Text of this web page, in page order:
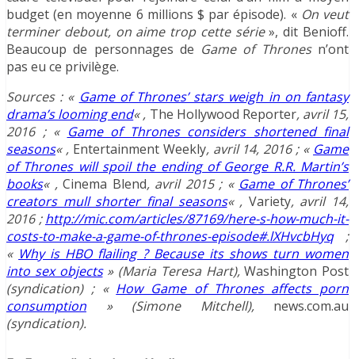
budget (en moyenne 6 millions $ par épisode). « On veut
terminer debout, on aime trop cette série», dit Benioff.
Beaucoup de personnages de Game of Thrones n’ont
pas eu ce privilège.
Sources : « Game of Thrones’ stars weigh in on fantasy
drama’s looming end« , The Hollywood Reporter, avril 15,
2016 ; « Game of Thrones considers shortened final
seasons« , Entertainment Weekly, avril 14, 2016 ; « Game
of Thrones will spoil the ending of George R.R. Martin’s
books« , Cinema Blend, avril 2015 ; « Game of Thrones’
creators mull shorter final seasons« , Variety, avril 14,
2016 ;http://mic.com/articles/87169/here-s-how-much-it-
costs-to-make-a-game-of-thrones-episode#.lXHvcbHyq;
« Why is HBO flailing ? Because its shows turn women
into sex objects» (Maria Teresa Hart),Washington Post
(syndication) ; « How Game of Thrones affects porn
consumption » (Simone Mitchell), news.com.au
(syndication).